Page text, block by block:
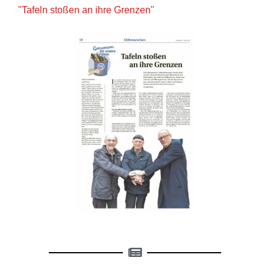
"Tafeln stoßen an ihre Grenzen"